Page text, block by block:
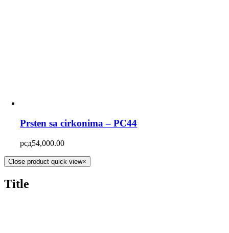
Prsten sa cirkonima – PC44
рсд54,000.00
Close product quick view×
Title